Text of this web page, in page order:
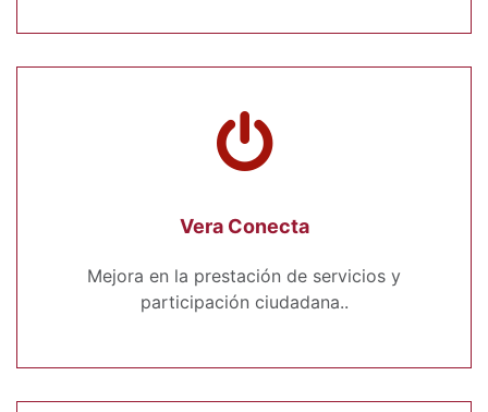
Vera Conecta
Mejora en la prestación de servicios y
participación ciudadana..